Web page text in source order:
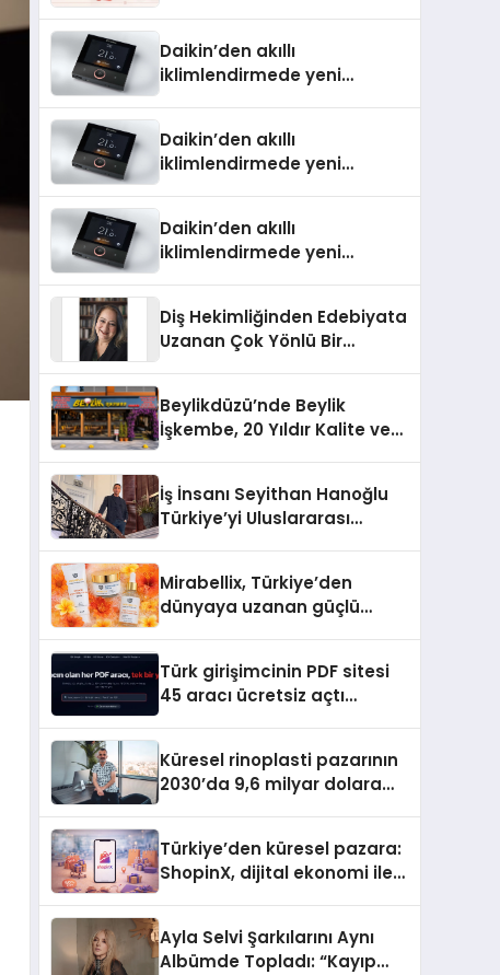
Daikin’den akıllı
iklimlendirmede yeni
Daikin’den akıllı
iklimlendirmede yeni
Daikin’den akıllı
iklimlendirmede yeni
Diş Hekimliğinden Edebiyata
Uzanan Çok Yönlü Bir
Beylikdüzü’nde Beylik
İşkembe, 20 Yıldır Kalite ve
İş İnsanı Seyithan Hanoğlu
Türkiye’yi Uluslararası
Mirabellix, Türkiye’den
dünyaya uzanan güçlü
Türk girişimcinin PDF sitesi
45 aracı ücretsiz açtı
Küresel rinoplasti pazarının
2030’da 9,6 milyar dolara
Türkiye’den küresel pazara:
ShopinX, dijital ekonomi ile
Ayla Selvi Şarkılarını Aynı
Albümde Topladı: “Kayıp